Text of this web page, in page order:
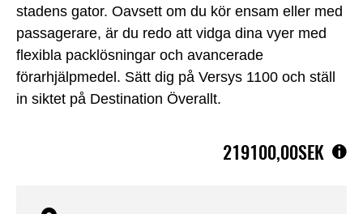
stadens gator. Oavsett om du kör ensam eller med
passagerare, är du redo att vidga dina vyer med
flexibla packlösningar och avancerade
förarhjälpmedel. Sätt dig på Versys 1100 och ställ
in siktet på Destination Överallt.
219100,00SEK